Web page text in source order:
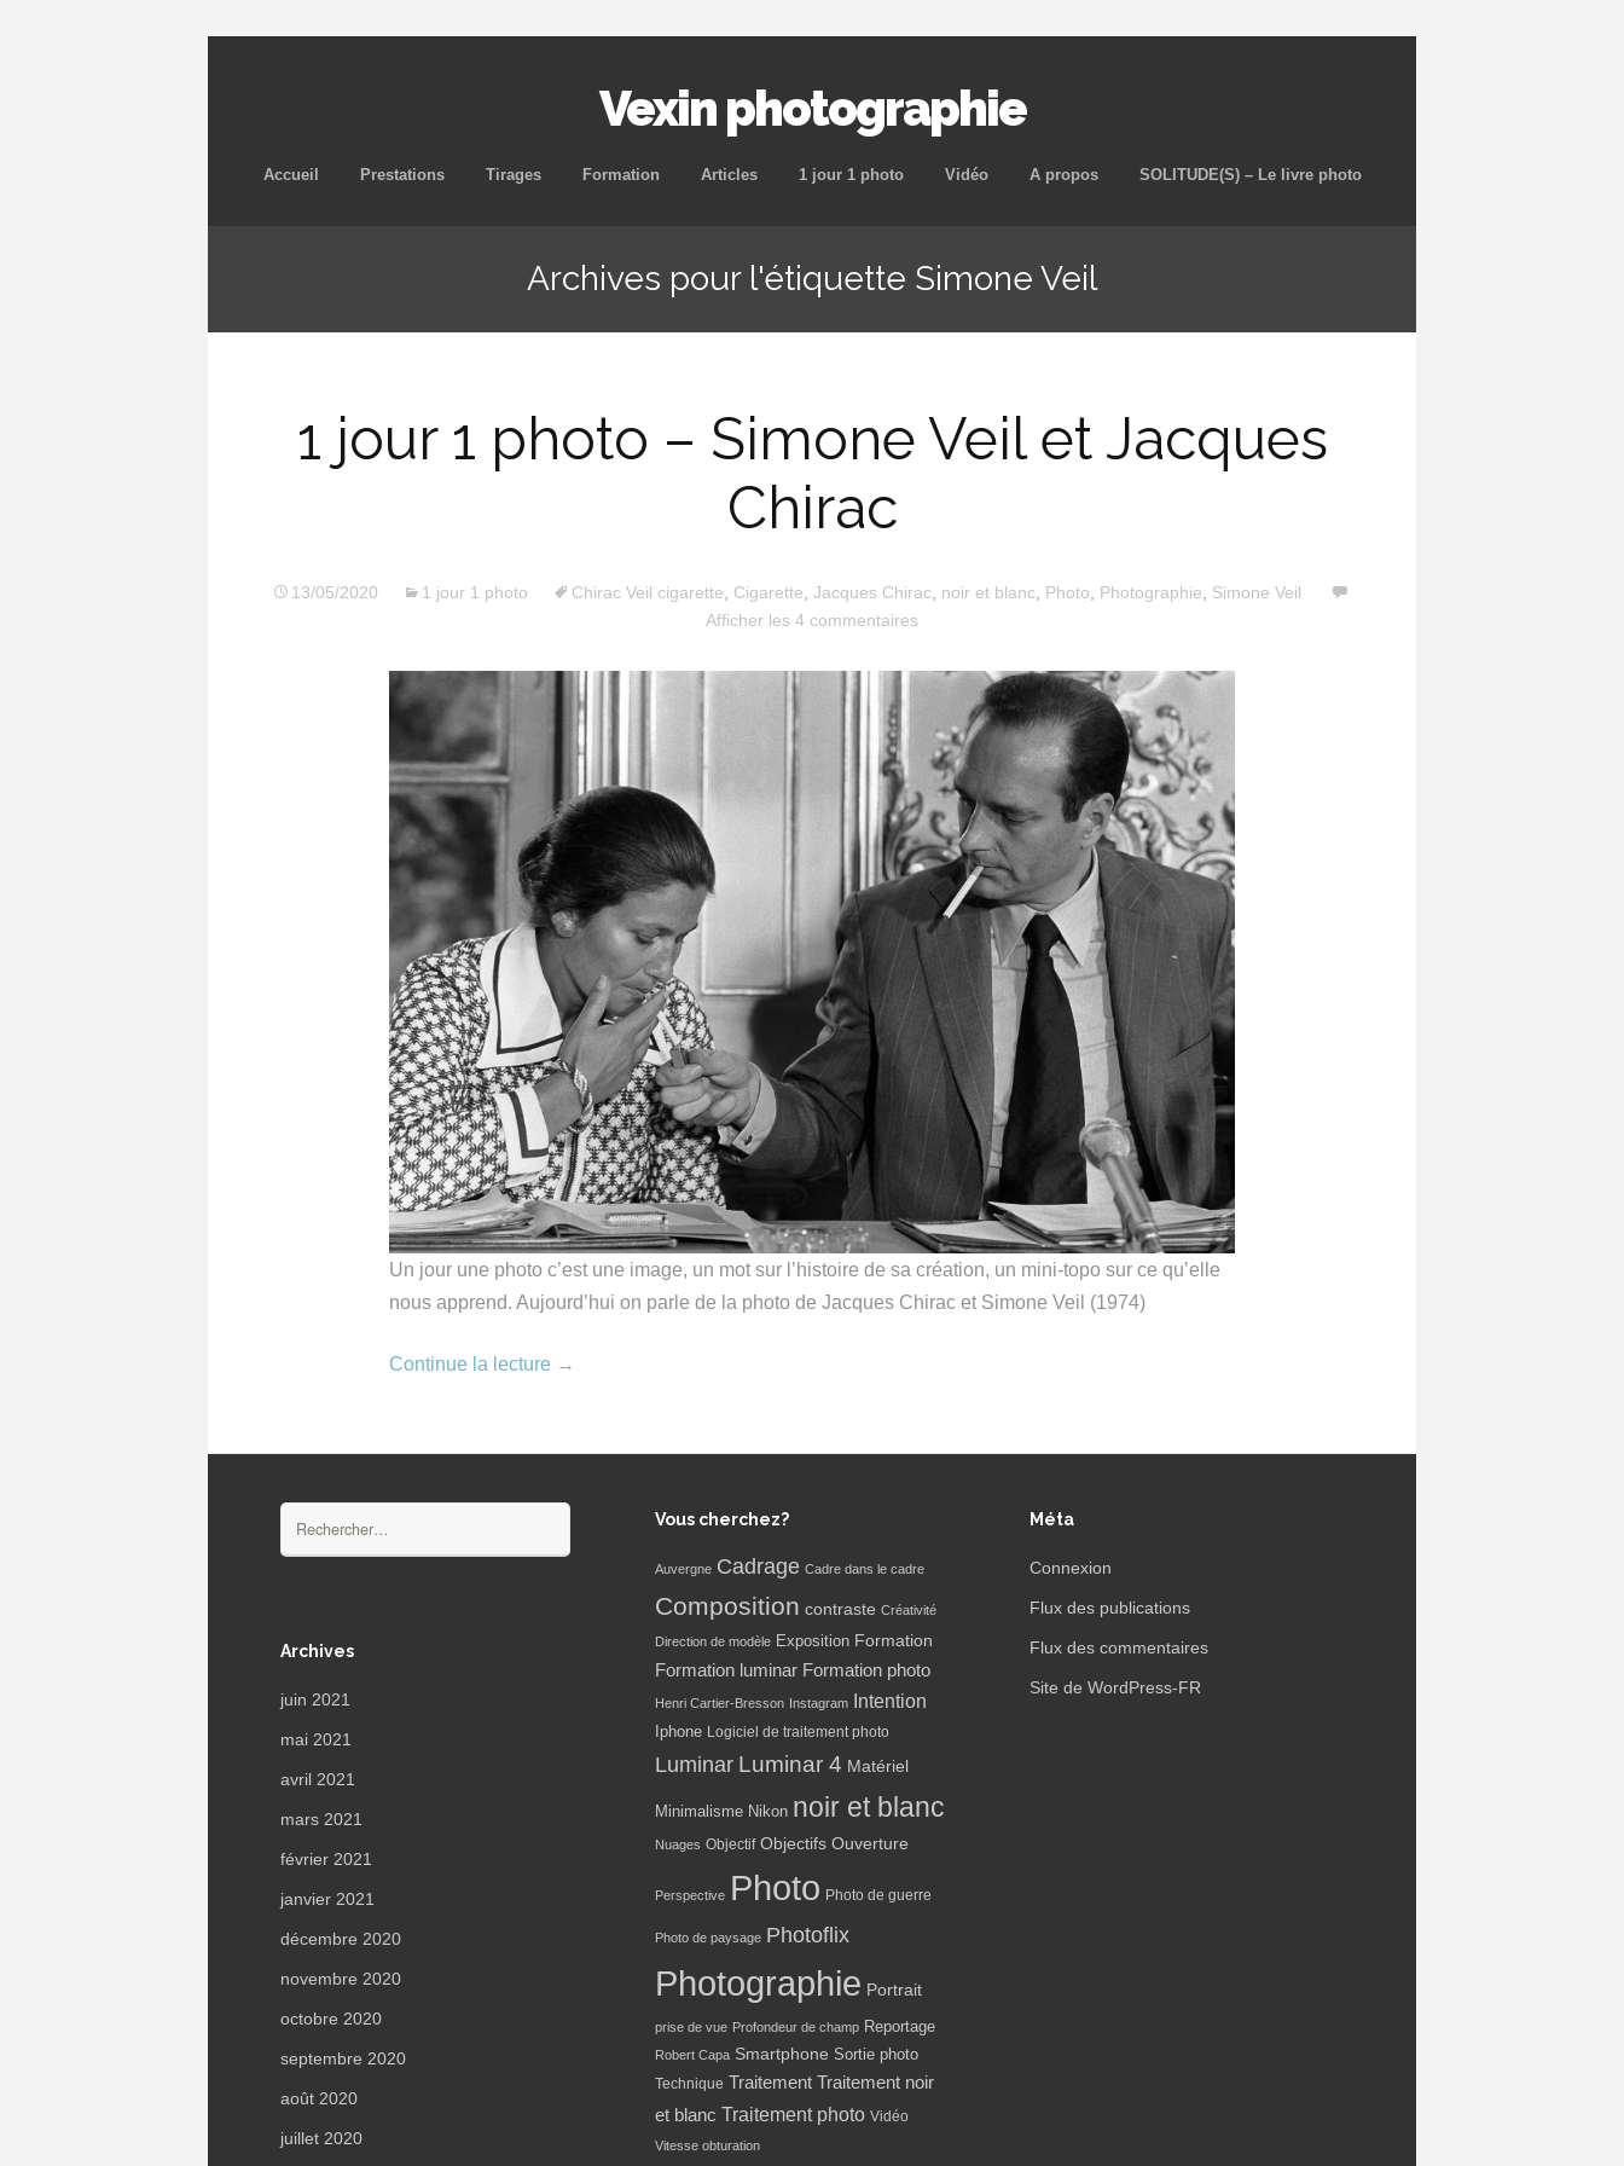
Vexin photographie
Aller
principal
Accueil Prestations Tirages Formation Articles 1 jour 1 photo Vidéo A propos SOLITUDE(S) – Le livre photo
Archives pour l'étiquette Simone Veil
1 jour 1 photo – Simone Veil et Jacques
Chirac
13/05/2020 1 jour 1 photo Chirac Veil cigarette Cigarette Jacques Chirac noir et blanc Photo Photographie
Simone Veil
Afficher les 4 commentaires
Un jour une photo c’est une image, un mot sur l’histoire de sa création, un mini-topo sur ce qu’elle
nous apprend. Aujourd’hui on parle de la photo de Jacques Chirac et Simone Veil (1974)
Continue la lecture →
Vous cherchez?
Auvergne Cadrage Cadre dans le cadre
Composition contraste Créativité
Direction de modèle Exposition Formation
Formation luminar Formation photo
Henri Cartier-Bresson Instagram Intention
Iphone Logiciel de traitement photo
Luminar Luminar 4 Matériel
Minimalisme Nikon noir et blanc
Nuages Objectif Objectifs Ouverture
Perspective Photo Photo de guerre
Photo de paysage Photoflix
Photographie Portrait
prise de vue Profondeur de champ Reportage
Robert Capa Smartphone Sortie photo
Technique Traitement Traitement noir
et blanc Traitement photo Vidéo
Vitesse obturation
Méta
Connexion
Flux des publications
Flux des commentaires
Site de WordPress-FR
Archives
juin 2021
mai 2021
avril 2021
mars 2021
février 2021
janvier 2021
décembre 2020
novembre 2020
octobre 2020
septembre 2020
août 2020
juillet 2020